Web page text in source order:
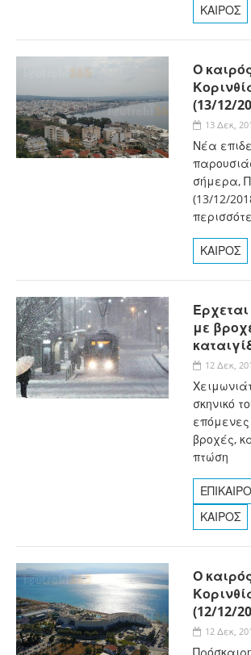
ΚΑΙΡΟΣ
Ο
(13/12/
13 Δεκ,
Νέα
σήμερα,
(13/12/
ΚΑΙΡΟΣ
με
12 Δεκ,
σκηνικό
βροχές,
πτώση
ΚΑΙΡΟΣ
Ο
(12/12/
12 Δεκ,